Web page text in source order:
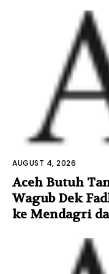
AUGUST 4, 2026
Aceh Butuh
Wagub Dek
ke Mendagri